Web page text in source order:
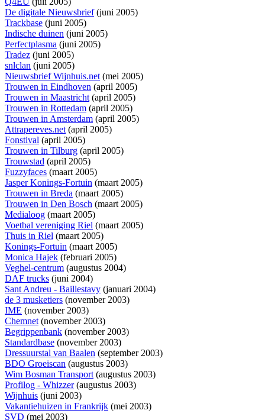
De digitale Nieuwsbrief(juni 2005)
Trackbase (juni 2005)
Indische duinen (juni 2005)
Perfectplasma (juni 2005)
Tradez (juni 2005)
snlclan (juni 2005)
Nieuwsbrief Wijnhuis.net(mei 2005)
Trouwen in Eindhoven (april 2005)
Trouwen in Maastricht(april 2005)
Trouwen in Rottedam (april 2005)
Trouwen in Amsterdam (april 2005)
Attrapereves.net(april 2005)
Fonstival (april 2005)
Trouwen in Tilburg (april 2005)
Trouwstad (april 2005)
Fuzzyfaces (maart 2005)
Jasper Konings-Fortuin (maart 2005)
Trouwen in Breda (maart 2005)
Trouwen in Den Bosch (maart 2005)
Medialoog (maart 2005)
Voetbal vereniging Riel (maart 2005)
Thuis in Riel (maart 2005)
Konings-Fortuin (maart 2005)
Monica Hajek (februari 2005)
Veghel-centrum (augustus 2004)
DAF trucks (juni 2004)
Sant Andreu - Baillestavy (januari 2004)
de 3 musketiers (november 2003)
IME (november 2003)
Chemnet(november 2003)
Begrippenbank (november 2003)
Standardbase (november 2003)
Dressuurstal van Baalen (september 2003)
BDO Groeiscan (augustus 2003)
Wim Bosman Transport(augustus 2003)
Profilog - Whizzer(augustus 2003)
Wijnhuis (juni 2003)
Vakantiehuizen in Frankrijk (mei 2003)
SVD (mei 2003)